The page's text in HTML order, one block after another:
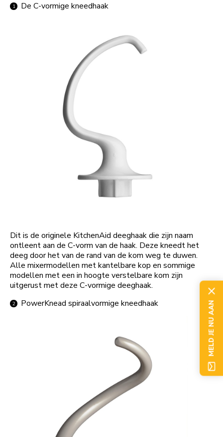
De C-vormige kneedhaak
Dit is de originele KitchenAid deeghaak die zijn naam
ontleent aan de C-vorm van de haak. Deze kneedt het
deeg door het van de rand van de kom weg te duwen.
Alle mixermodellen met kantelbare kop en sommige
modellen met een in hoogte verstelbare kom zijn
uitgerust met deze C-vormige deeghaak.
PowerKnead spiraalvormige kneedhaak
MELD JE NU AAN